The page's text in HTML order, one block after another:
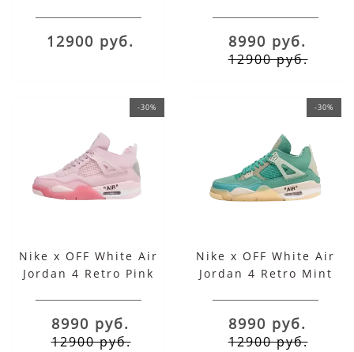
12900 руб. 8990 руб.
12900 руб.
-30%
Nike x OFF White Air
Jordan 4 Retro Pink
8990 руб.
12900 руб.
-30%
Nike x OFF White Air
Jordan 4 Retro Mint
8990 руб.
12900 руб.